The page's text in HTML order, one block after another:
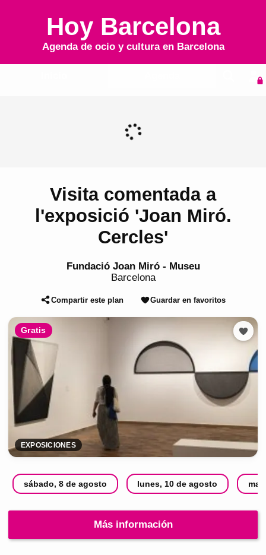
Hoy Barcelona
Agenda de ocio y cultura en Barcelona
Visita comentada a
l'exposició 'Joan Miró.
Cercles'
Fundació Joan Miró - Museu
Barcelona
Compartir este plan Guardar en favoritos
Gratis
EXPOSICIONES
sábado, 8 de agosto lunes, 10 de agosto
Más información